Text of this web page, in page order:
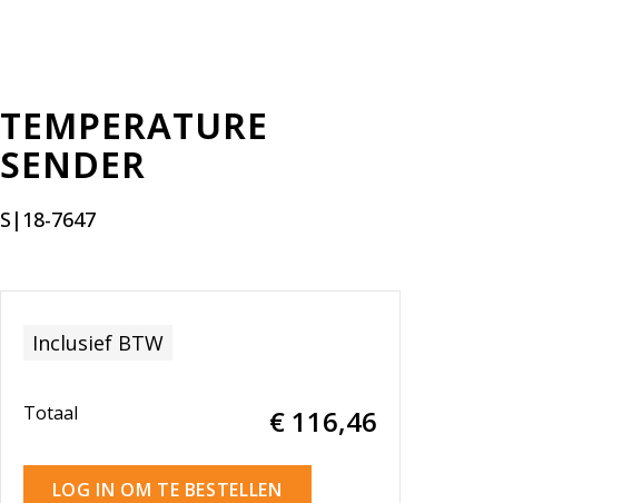
TEMPERATURE
SENDER
S|18-7647
Inclusief BTW
Totaal € 116,46
LOG IN OM TE BESTELLEN